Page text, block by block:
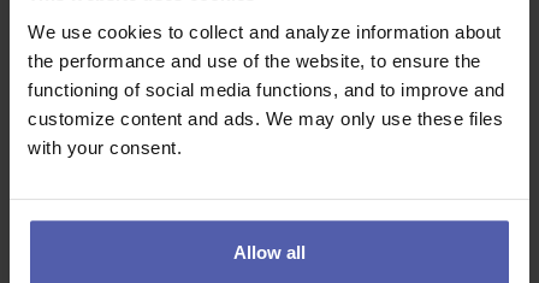
We use cookies to collect and analyze information about
the performance and use of the website, to ensure the
functioning of social media functions, and to improve and
customize content and ads. We may only use these files
with your consent.
Allow all
příplatky a bonus
HOFMANN WIZARD Plzeň 50 - 65 000 Kč/měs
Hledáme šikovné operátory NC strojů, kteří chtějí stabilní práci s
nadstandardním finančním ohodnocením. Čeká Vás moderní
vysokého náborového…